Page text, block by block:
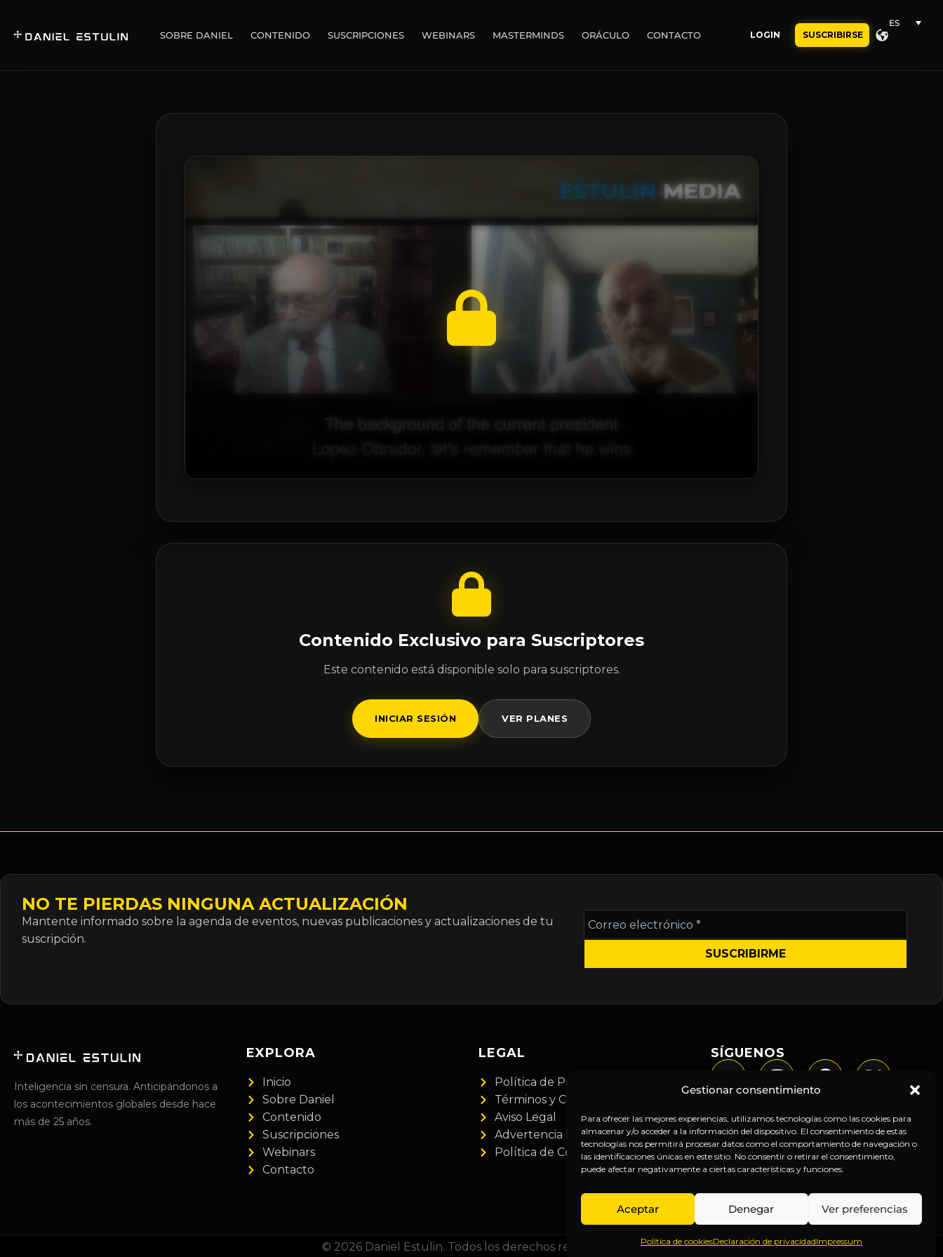
Gestionar consentimiento
Para ofrecer las mejores experiencias, utilizamos tecnologías como las cookies para
almacenar y/o acceder a la información del dispositivo. El consentimiento de estas
tecnologías nos permitirá procesar datos como el comportamiento de navegación o
las identificaciones únicas en este sitio. No consentir o retirar el consentimiento,
puede afectar negativamente a ciertas características y funciones.
Aceptar Denegar Ver preferencias
Política de cookiesDeclaración de privacidadImpressum
SOBRE DANIEL CONTENIDO SUSCRIPCIONES WEBINARS MASTERMINDS ORÁCULO CONTACTO LOGIN SUSCRIBIRSE
ES
Contenido Exclusivo para Suscriptores
Este contenido está disponible solo para suscriptores.
INICIAR SESIÓN VER PLANES
NO TE PIERDAS NINGUNA ACTUALIZACIÓN
Mantente informado sobre la agenda de eventos, nuevas publicaciones y actualizaciones de tu
suscripción.
Correo
electrónico
*
Inteligencia sin censura. Anticipándonos a
los acontecimientos globales desde hace
más de 25 años.
EXPLORA
Inicio
Sobre Daniel
Contenido
Suscripciones
Webinars
Contacto
LEGAL
Política de Privacidad
Términos y Condiciones
Aviso Legal
Advertencia Financiera
Política de Cookies
SÍGUENOS
© 2026 Daniel Estulin. Todos los derechos reservados.